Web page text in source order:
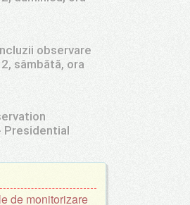
observare
sâmbătă, ora
Presidential
de monitorizare